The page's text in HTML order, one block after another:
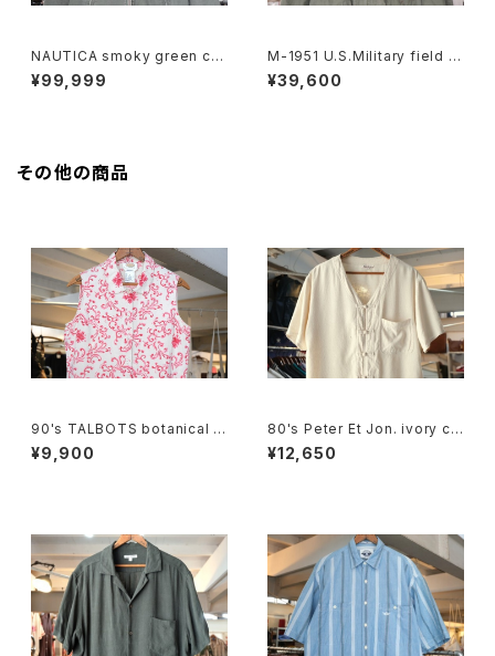
NAUTICA smoky green cra
shed-cotton zip-up Jacke
t
¥99,999
M-1951 U.S.Military field J
acket "ONE MAN ONE VOT
E"
¥39,600
その他の商品
90's TALBOTS botanical s
croll printed Irish linen sle
eveless Shirt
¥9,900
80's Peter Et Jon. ivory chi
nese-button silk Shirt
¥12,650